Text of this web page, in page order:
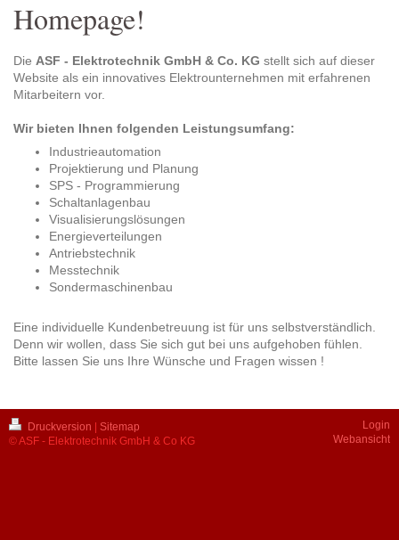
Homepage!
Die ASF - Elektrotechnik GmbH & Co. KG stellt sich auf dieser
Website als ein innovatives Elektrounternehmen mit erfahrenen
Mitarbeitern vor.
Wir bieten Ihnen folgenden Leistungsumfang:
Industrieautomation
Projektierung und Planung
SPS - Programmierung
Schaltanlagenbau
Visualisierungslösungen
Energieverteilungen
Antriebstechnik
Messtechnik
Sondermaschinenbau
Eine individuelle Kundenbetreuung ist für uns selbstverständlich.
Denn wir wollen, dass Sie sich gut bei uns aufgehoben fühlen.
Bitte lassen Sie uns Ihre Wünsche und Fragen wissen !
Druckversion
Sitemap
© ASF - Elektrotechnik GmbH & Co KG
Login
Webansicht